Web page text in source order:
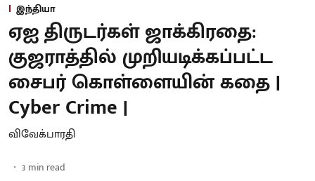
இந்தியா
ஏஐ திருடர்கள் ஜாக்கிரதை:
குஜராத்தில் முறியடிக்கப்பட்ட
சைபர் கொள்ளையின் கதை |
Cyber Crime |
விவேக்பாரதி
3 min read